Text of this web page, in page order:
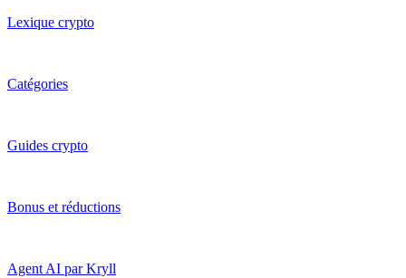
Lexique crypto
Catégories
Guides crypto
Bonus et réductions
Agent AI par Kryll